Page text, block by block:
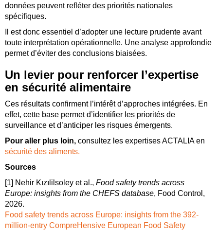
données peuvent refléter des priorités nationales
spécifiques.
Il est donc essentiel d’adopter une lecture prudente avant
toute interprétation opérationnelle. Une analyse approfondie
permet d’éviter des conclusions biaisées.
Un levier pour renforcer l’expertise
en sécurité alimentaire
Ces résultats confirment l’intérêt d’approches intégrées. En
effet, cette base permet d’identifier les priorités de
surveillance et d’anticiper les risques émergents.
Pour aller plus loin, consultez les expertises ACTALIA en
sécurité des aliments.
Sources
[1] Nehir Kızılilsoley et al., Food safety trends across
Europe: insights from the CHEFS database, Food Control,
2026.
Food safety trends across Europe: insights from the 392-
million-entry CompreHensive European Food Safety